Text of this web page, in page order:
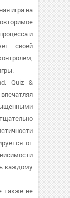
игра на
и
своей
Quiz &
от
каждому
также не